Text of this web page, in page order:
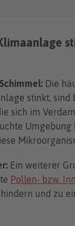
Die
stinkt, sind
sich im
Ein weiterer
Pollen- bzw.
und zu